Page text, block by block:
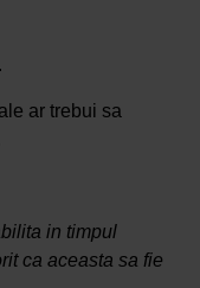
ar trebui sa
in timpul
ca aceasta sa fie